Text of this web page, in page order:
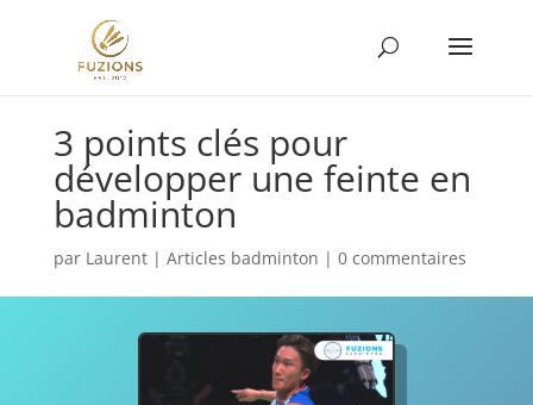
3 points clés pour
développer une feinte en
badminton
par Laurent| Articles badminton | 0 commentaires